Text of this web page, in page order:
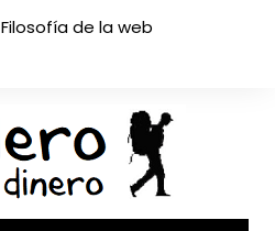
Filosofía de la web